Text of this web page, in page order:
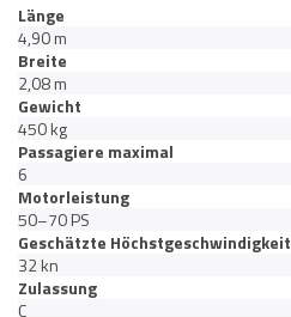
Länge
4,90 m
Breite
2,08 m
Gewicht
450 kg
Passagiere maximal
6
Motorleistung
50–70 PS
Geschätzte Höchstgeschwindigkeit
32 kn
Zulassung
C